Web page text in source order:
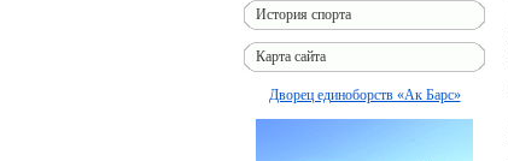
История спорта
Карта сайта
Дворец единоборств «Ак Барс»